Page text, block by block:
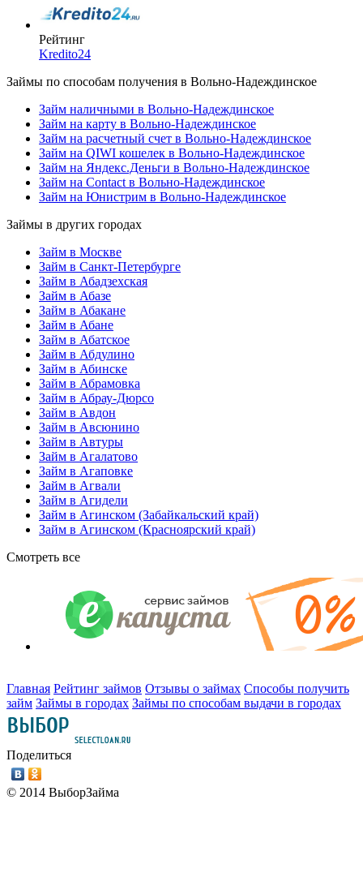
Рейтинг
Kredito24
Займы по способам получения в Вольно-Надеждинское
Займ наличными в Вольно-Надеждинское
Займ на карту в Вольно-Надеждинское
Займ на расчетный счет в Вольно-Надеждинское
Займ на QIWI кошелек в Вольно-Надеждинское
Займ на Яндекс.Деньги в Вольно-Надеждинское
Займ на Contact в Вольно-Надеждинское
Займ на Юнистрим в Вольно-Надеждинское
Займы в других городах
Займ в Москве
Займ в Санкт-Петербурге
Займ в Абадзехская
Займ в Абазе
Займ в Абакане
Займ в Абане
Займ в Абатское
Займ в Абдулино
Займ в Абинске
Займ в Абрамовка
Займ в Абрау-Дюрсо
Займ в Авдон
Займ в Авсюнино
Займ в Автуры
Займ в Агалатово
Займ в Агаповке
Займ в Агвали
Займ в Агидели
Займ в Агинском (Забайкальский край)
Займ в Агинском (Красноярский край)
Смотреть все
Главная Рейтинг займов Отзывы о займах Способы получить
займ Займы в городах Займы по способам выдачи в городах
Поделиться
© 2014 ВыборЗайма